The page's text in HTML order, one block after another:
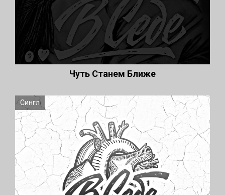
Чуть Станем Ближе
Сингл